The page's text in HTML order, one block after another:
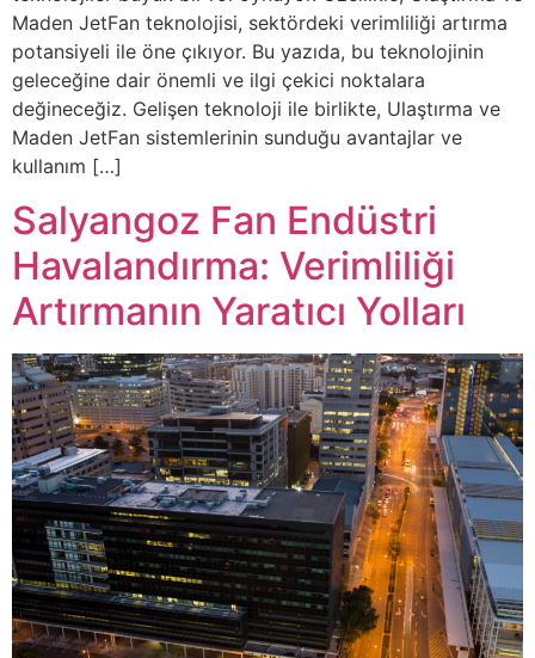
Maden JetFan teknolojisi, sektördeki verimliliği artırma
potansiyeli ile öne çıkıyor. Bu yazıda, bu teknolojinin
geleceğine dair önemli ve ilgi çekici noktalara
değineceğiz. Gelişen teknoloji ile birlikte, Ulaştırma ve
Maden JetFan sistemlerinin sunduğu avantajlar ve
kullanım […]
Salyangoz Fan Endüstri
Havalandırma: Verimliliği
Artırmanın Yaratıcı Yolları